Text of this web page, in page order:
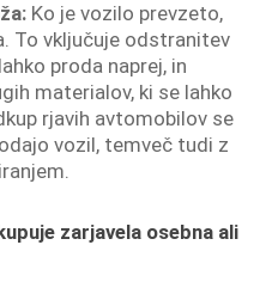
Ko je vozilo prevzeto,
To vključuje odstranitev
proda naprej, in
materialov, ki se lahko
rjavih avtomobilov se
vozil, temveč tudi z
zarjavela osebna ali